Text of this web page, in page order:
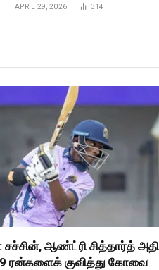
APRIL 29, 2026 314
சச்சின், ஆண்ட்ரி சித்தார்த்
ரன்களைக் குவித்து கோவை